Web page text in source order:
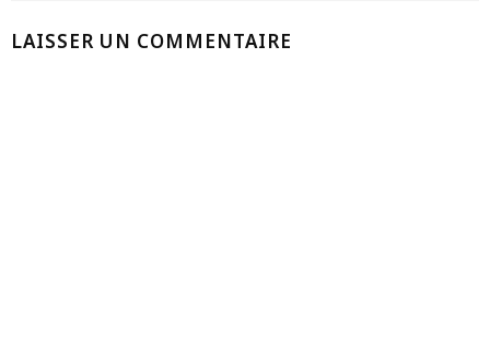
LAISSER UN COMMENTAIRE